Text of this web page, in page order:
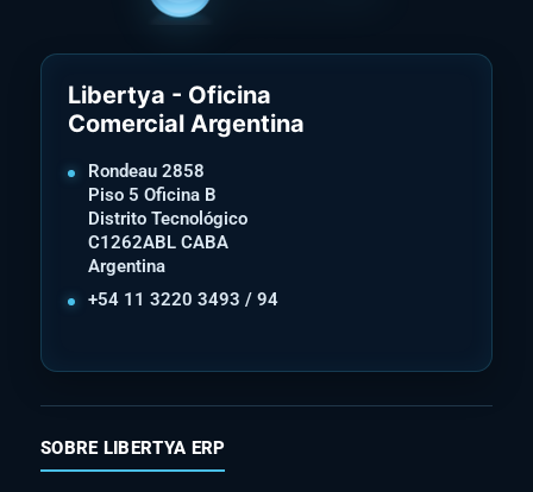
Libertya - Oficina
Comercial Argentina
Rondeau 2858
Piso 5 Oficina B
Distrito Tecnológico
C1262ABL CABA
Argentina
+54 11 3220 3493 / 94
SOBRE LIBERTYA ERP